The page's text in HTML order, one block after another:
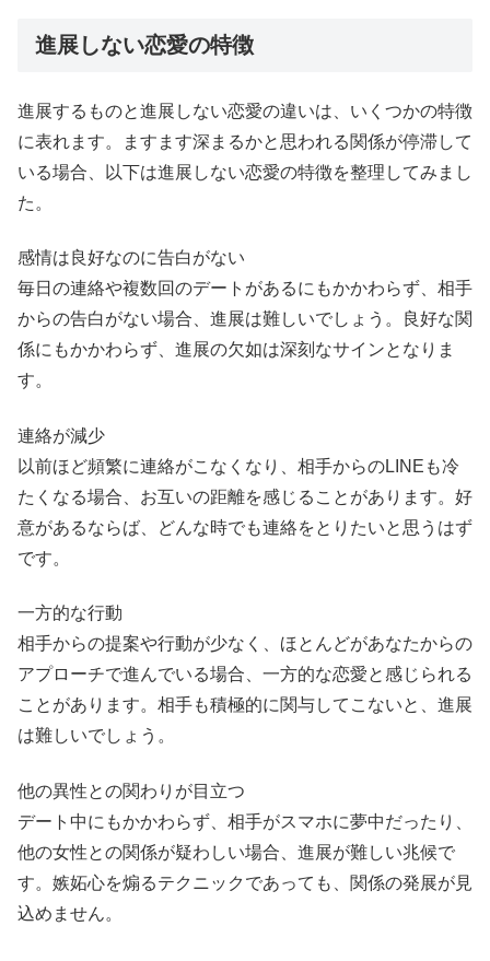
進展しない恋愛の特徴
進展するものと進展しない恋愛の違いは、いくつかの特徴
に表れます。ますます深まるかと思われる関係が停滞して
いる場合、以下は進展しない恋愛の特徴を整理してみまし
た。
感情は良好なのに告白がない
毎日の連絡や複数回のデートがあるにもかかわらず、相手
からの告白がない場合、進展は難しいでしょう。良好な関
係にもかかわらず、進展の欠如は深刻なサインとなりま
す。
連絡が減少
以前ほど頻繁に連絡がこなくなり、相手からのLINEも冷
たくなる場合、お互いの距離を感じることがあります。好
意があるならば、どんな時でも連絡をとりたいと思うはず
です。
一方的な行動
相手からの提案や行動が少なく、ほとんどがあなたからの
アプローチで進んでいる場合、一方的な恋愛と感じられる
ことがあります。相手も積極的に関与してこないと、進展
は難しいでしょう。
他の異性との関わりが目立つ
デート中にもかかわらず、相手がスマホに夢中だったり、
他の女性との関係が疑わしい場合、進展が難しい兆候で
す。嫉妬心を煽るテクニックであっても、関係の発展が見
込めません。